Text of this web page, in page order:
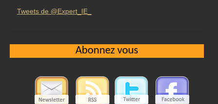
Tweets de @Expert_IE_
Abonnez vous